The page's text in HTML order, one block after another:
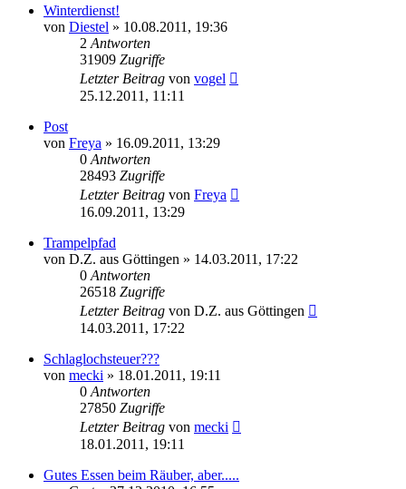
Winterdienst!
von Diestel » 10.08.2011, 19:36
2 Antworten
31909 Zugriffe
Letzter Beitrag von vogel
25.12.2011, 11:11
Post
von Freya » 16.09.2011, 13:29
0 Antworten
28493 Zugriffe
Letzter Beitrag von Freya
16.09.2011, 13:29
Trampelpfad
von D.Z. aus Göttingen » 14.03.2011, 17:22
0 Antworten
26518 Zugriffe
Letzter Beitrag von D.Z. aus Göttingen
14.03.2011, 17:22
Schlaglochsteuer???
von mecki » 18.01.2011, 19:11
0 Antworten
27850 Zugriffe
Letzter Beitrag von mecki
18.01.2011, 19:11
Gutes Essen beim Räuber, aber.....